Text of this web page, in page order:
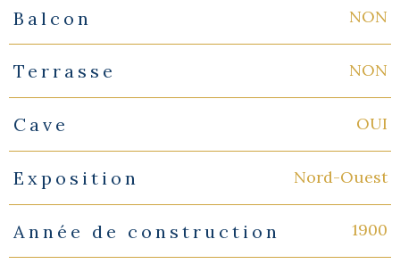
Balcon NON
Terrasse NON
Cave OUI
Exposition Nord-Ouest
Année de construction 1900